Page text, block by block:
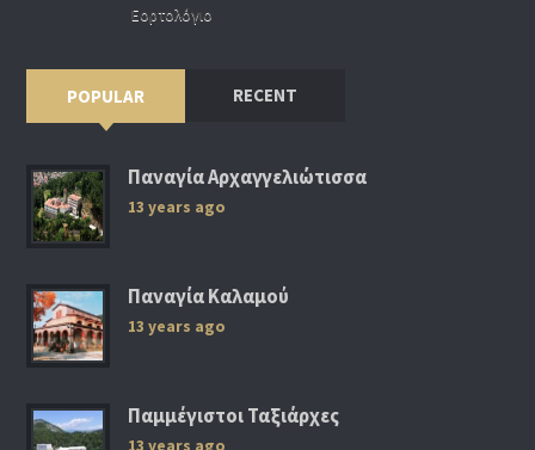
Εορτολόγιο
POPULAR RECENT
Παναγία Αρχαγγελιώτισσα
13 years ago
Παναγία Καλαμού
13 years ago
Παμμέγιστοι Ταξιάρχες